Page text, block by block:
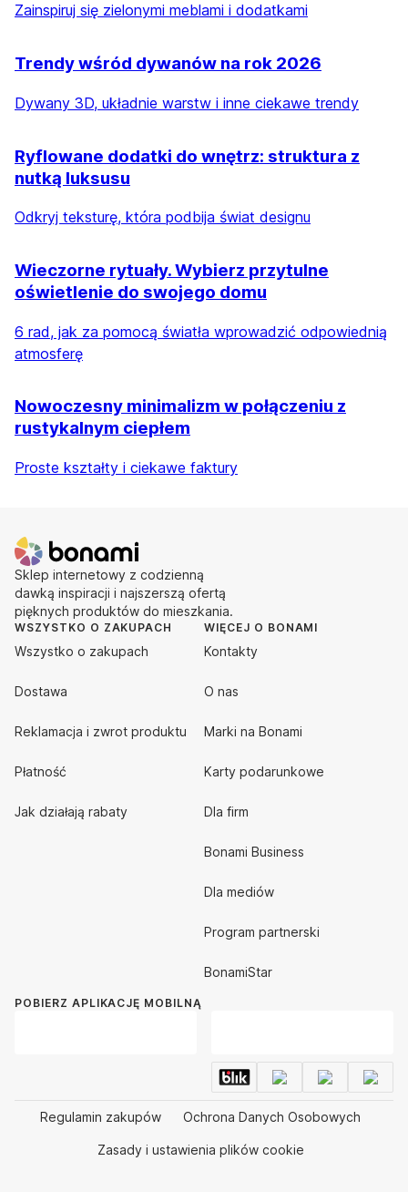
Zainspiruj się zielonymi meblami i dodatkami
Trendy wśród dywanów na rok 2026
Dywany 3D, układnie warstw i inne ciekawe trendy
Ryflowane dodatki do wnętrz: struktura z
nutką luksusu
Odkryj teksturę, która podbija świat designu
Wieczorne rytuały. Wybierz przytulne
oświetlenie do swojego domu
6 rad, jak za pomocą światła wprowadzić odpowiednią
atmosferę
Nowoczesny minimalizm w połączeniu z
rustykalnym ciepłem
Proste kształty i ciekawe faktury
Sklep internetowy z codzienną
dawką inspiracji i najszerszą ofertą
pięknych produktów do mieszkania.
WSZYSTKO O ZAKUPACH
Wszystko o zakupach
Dostawa
Reklamacja i zwrot produktu
Płatność
Jak działają rabaty
WIĘCEJ O BONAMI
Kontakty
O nas
Marki na Bonami
Karty podarunkowe
Dla firm
Bonami Business
Dla mediów
Program partnerski
BonamiStar
POBIERZ APLIKACJĘ MOBILNĄ
Regulamin zakupów Ochrona Danych Osobowych
Zasady i ustawienia plików cookie